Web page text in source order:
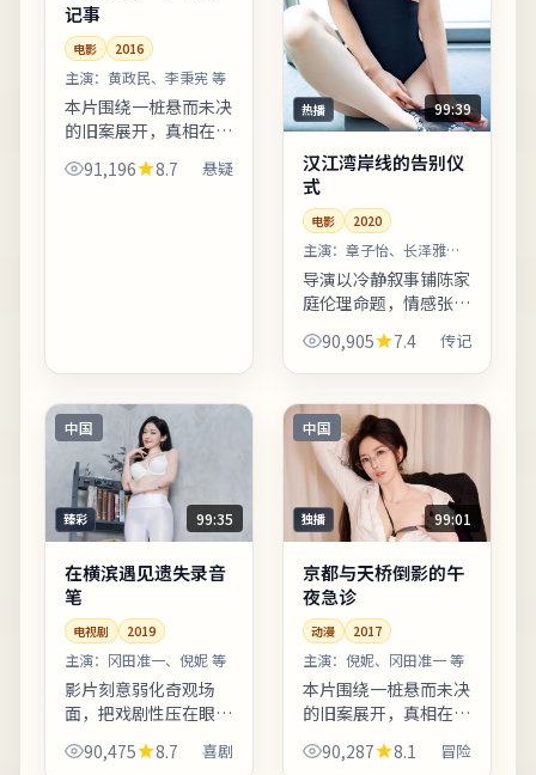
记事
电影 2016
主演： 黄政民、李秉宪 等
本片围绕一桩悬而未决
的旧案展开，真相在回
忆与现实之间反复折
射。配乐邀请知名作曲
91,196 8.7 悬疑
热播 99:39
汉江湾岸线的告别仪
式
电影 2020
主演： 章子怡、长泽雅美
等
导演以冷静叙事铺陈家
庭伦理命题，情感张力
在细节对白中缓慢升
温。反派并非脸谱化恶
冲突更具现实刺痛感。
整体来看，这是一部类
型元素...
90,905 7.4 传记
中国
臻彩 99:35
在横滨遇见遗失录音
笔
电视剧 2019
主演： 冈田准一、倪妮 等
影片刻意弱化奇观场
面，把戏剧性压在眼神
与停顿之间。台词较少
堆砌口号，更多用具体
90,475 8.7 喜剧
中国
独播 99:01
京都与天桥倒影的午
夜急诊
动漫 2017
主演： 倪妮、冈田准一 等
本片围绕一桩悬而未决
的旧案展开，真相在回
忆与现实之间反复折
射。影像质感接近胶片
90,287 8.1 冒险